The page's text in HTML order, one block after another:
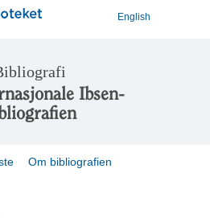
English
Ibsen-
Om bibliografien